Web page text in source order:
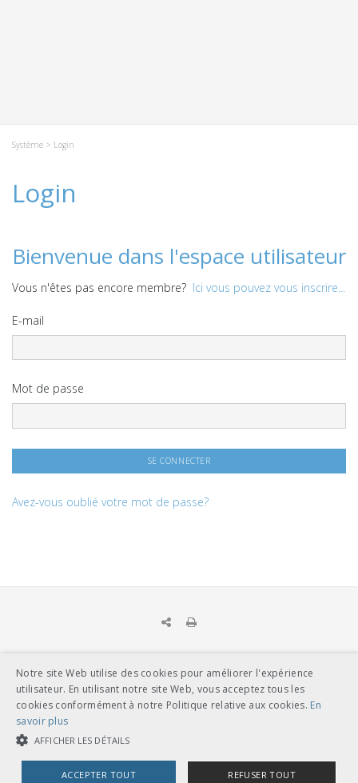
Système > Login
Login
Bienvenue dans l'espace utilisateur
Vous n'êtes pas encore membre? Ici vous pouvez vous inscrire...
E-mail
Mot de passe
Avez-vous oublié votre mot de passe?
UNION DES TRANSPORTS PUBLICS
Dählhölzliweg 12
Tél. en contact direct avec l’équipe de l’UTP
info@utp.ch
Plan d'accès
Notre site Web utilise des cookies pour améliorer l'expérience
utilisateur. En utilisant notre site Web, vous acceptez tous les
cookies conformément à notre Politique relative aux cookies. En
savoir plus
AFFICHER LES DÉTAILS
ACCEPTER TOUT REFUSER TOUT